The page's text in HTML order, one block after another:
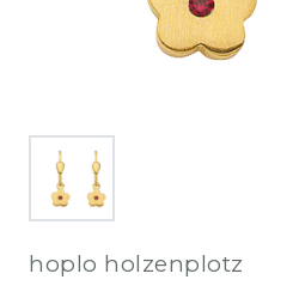
hoplo holzenplotz